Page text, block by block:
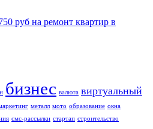
руб на ремонт квартир в
бизнес валюта виртуальный
металл мото образование окна
смс-рассылки стартап строительство